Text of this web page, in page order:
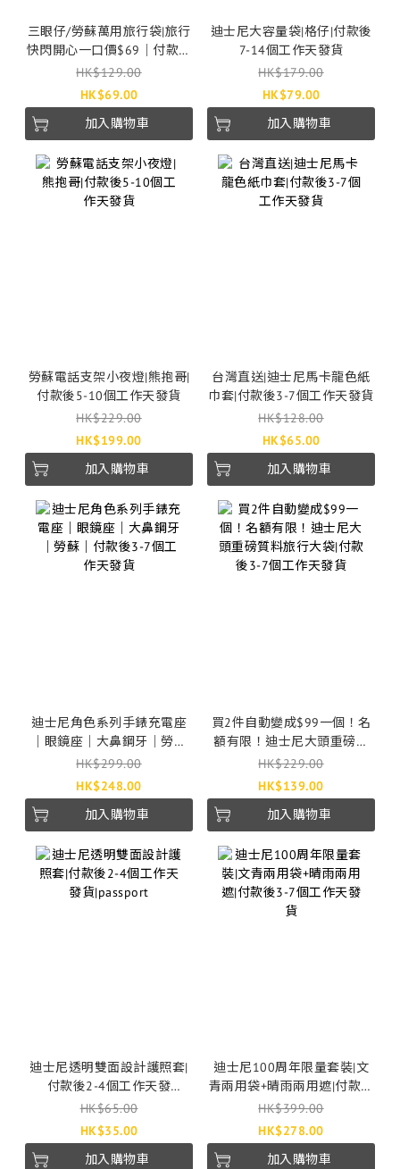
三眼仔/勞蘇萬用旅行袋|旅行
快閃開心一口價$69｜付款後
2-4個工作天發貨
HK$129.00
HK$69.00
加入購物車
迪士尼大容量袋|格仔|付款後
7-14個工作天發貨
HK$179.00
HK$79.00
加入購物車
勞蘇電話支架小夜燈|熊抱哥|
付款後5-10個工作天發貨
HK$229.00
HK$199.00
加入購物車
台灣直送|迪士尼馬卡龍色紙
巾套|付款後3-7個工作天發貨
HK$128.00
HK$65.00
加入購物車
迪士尼角色系列手錶充電座
｜眼鏡座｜大鼻鋼牙｜勞蘇
｜付款後3-7個工作天發貨
HK$299.00
HK$248.00
加入購物車
買2件自動變成$99一個！名
額有限！迪士尼大頭重磅質
料旅行大袋|付款後3-7個工作
天發貨
HK$229.00
HK$139.00
加入購物車
迪士尼透明雙面設計護照套|
付款後2-4個工作天發
貨|passport
HK$65.00
HK$35.00
加入購物車
迪士尼100周年限量套裝|文
青兩用袋+晴雨兩用遮|付款後
3-7個工作天發貨
HK$399.00
HK$278.00
加入購物車